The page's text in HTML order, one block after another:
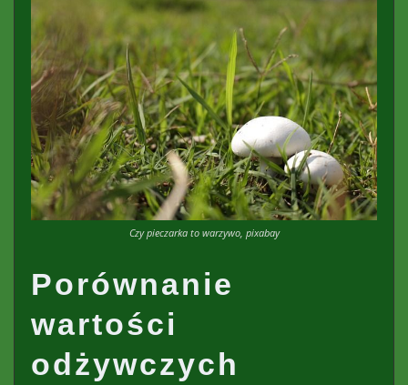
Czy pieczarka to warzywo, pixabay
Porównanie
wartości
odżywczych